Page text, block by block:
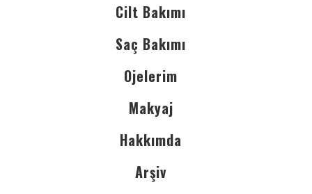
Cilt Bakımı
Saç Bakımı
Ojelerim
Makyaj
Hakkımda
Arşiv